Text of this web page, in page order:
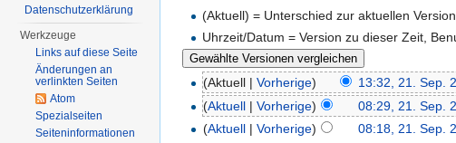
(Aktuell) = Unterschied zur aktuellen
Uhrzeit/Datum = Version zu dieser Zeit,
(Aktuell |Vorherige) 13:32, 21. Sep.
(Aktuell |Vorherige) 08:29, 21. Sep.
(Aktuell |Vorherige) 08:18, 21. Sep.
Datenschutzerklärung
Werkzeuge
Links auf diese Seite
Änderungen an
verlinkten Seiten
Atom
Spezialseiten
Seiten­informationen